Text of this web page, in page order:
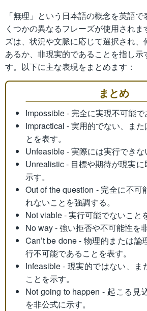
「無理」という日本語の概念を英語
くつかの異なるフレーズが使用され
ズは、状況や文脈に応じて選択され
あるか、非現実的であることを指し示
す。以下に主な表現をまとめます：
まとめ
Impossible - 完全に実現不可能で
Impractical - 実用的でない、ま
とを表す。
Unfeasible - 実際には実行できな
Unrealistic - 目標や期待が現実
示す。
Out of the question - 完全に不可
れないことを強調する。
Not viable - 実行可能でないこと
No way - 強い拒否や不可能性を
Can’t be done - 物理的または
行不可能であることを表す。
Infeasible - 現実的ではない、ま
ことを示す。
Not going to happen - 起こる見
を非公式に示す。